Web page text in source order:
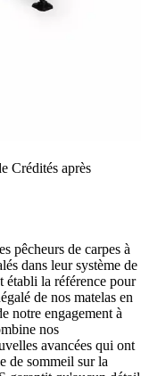
Crédités après
pêcheurs de carpes à
dans leur système de
établi la référence pour
de nos matelas en
notre engagement à
nos
avancées qui ont
de sommeil sur la